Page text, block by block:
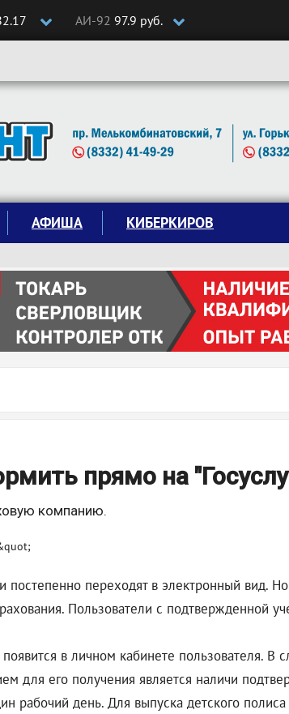
АИ-92 97.9 руб.
АФИША КИБЕРКИРОВ
прямо на
компанию.
переходят в электронный вид.
Пользователи с подтвержденной
в личном кабинете пользователя. В
для его получения является наличи
рабочий день. Для выпуска детского